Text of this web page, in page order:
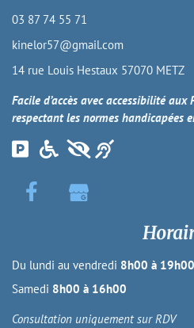
03 87 74 55 71
kinelor57@gmail.com
14 rue Louis Hestaux 57070 METZ
Facile d’accès avec accessibilité
respectant les normes handicapées
Du lundi au vendredi 8h00 à 19h00
Samedi 8h00 à 16h00
Consultation uniquement sur RDV